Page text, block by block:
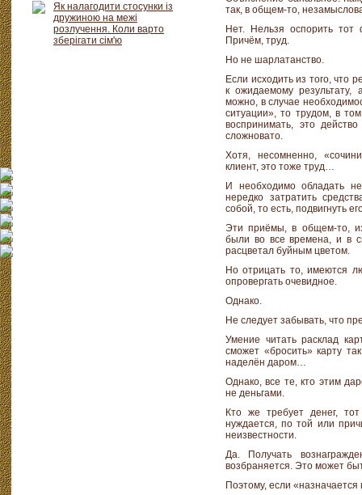
так, в общем-то,
Нет. Нельзя оспорить
Причём, труд.
Но не шарлатанство.
Если исходить из того, что
к ожидаемому результату,
можно, в случае
ситуации», то трудом, в
воспринимать, это
сложновато.
Хотя, несомненно,
клиент, это тоже труд…
И необходимо обладать
нередко затратить
собой, то есть, подвигнуть
Эти приёмы, в общем-то,
были во все времена, и в
расцветал буйным цветом.
Но отрицать то, имеются
опровергать очевидное.
Однако.
Не следует забывать, что
Умение читать расклад
сможет «бросить» карту
наделён даром…
Однако, все те, кто этим
не деньгами.
Кто же требует денег,
нуждается, по той или
неизвестности.
Да. Получать
возбраняется. Это может
Поэтому, если
Як налагодити стосунки із
дружиною на межі
розлучення. Коли варто
зберігати сім'ю